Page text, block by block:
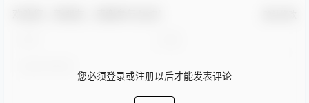
您必须登录或注册以后才能发表评论